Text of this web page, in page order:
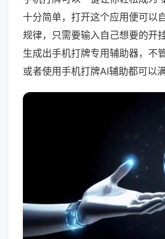
十分简单，打开这个应用便可以
规律，只需要输入自己想要的开
生成出手机打牌专用辅助器，不
或者使用手机打牌AI辅助都可以满